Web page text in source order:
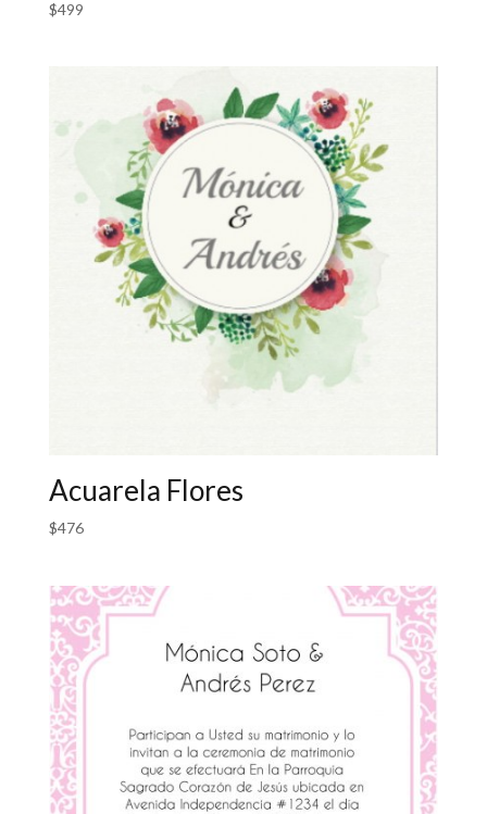
$499
Acuarela Flores
$476